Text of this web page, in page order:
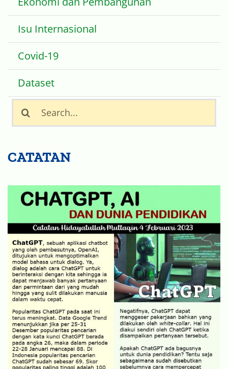
Isu Internasional
Covid-19
Dataset
for: